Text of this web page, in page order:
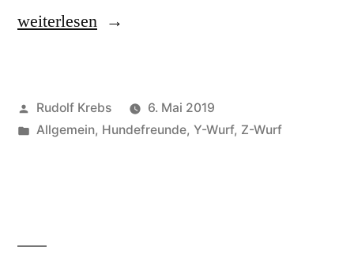
„HALBGESCHWISTER
UND
FRÖHLICH
weiterlesen
Veröffentlicht
von
Rudolf Krebs
6. Mai 2019
Veröffentlicht
Allgemein, Hundefreunde, Y-Wurf, Z-Wurf